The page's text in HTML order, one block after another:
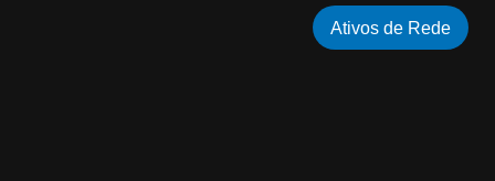
Ativos de Rede